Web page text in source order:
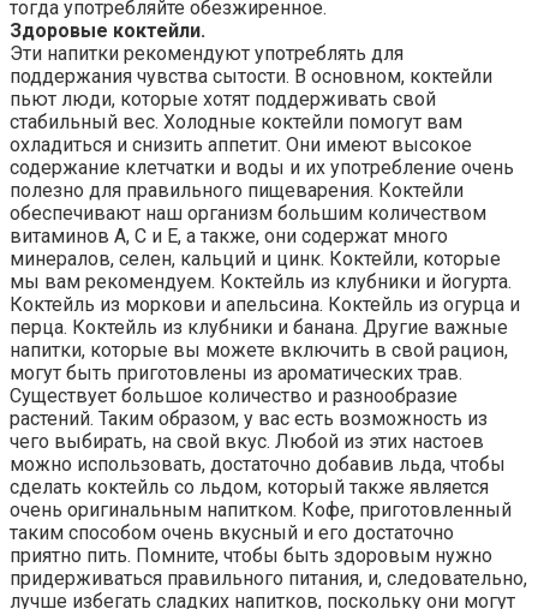
тогда употребляйте обезжиренное.
Здоровые коктейли.
Эти напитки рекомендуют употреблять для
поддержания чувства сытости. В основном, коктейли
пьют люди, которые хотят поддерживать свой
стабильный вес. Холодные коктейли помогут вам
охладиться и снизить аппетит. Они имеют высокое
содержание клетчатки и воды и их употребление очень
полезно для правильного пищеварения. Коктейли
обеспечивают наш организм большим количеством
витаминов А, С и Е, а также, они содержат много
минералов, селен, кальций и цинк. Коктейли, которые
мы вам рекомендуем. Коктейль из клубники и йогурта.
Коктейль из моркови и апельсина. Коктейль из огурца и
перца. Коктейль из клубники и банана. Другие важные
напитки, которые вы можете включить в свой рацион,
могут быть приготовлены из ароматических трав.
Существует большое количество и разнообразие
растений. Таким образом, у вас есть возможность из
чего выбирать, на свой вкус. Любой из этих настоев
можно использовать, достаточно добавив льда, чтобы
сделать коктейль со льдом, который также является
очень оригинальным напитком. Кофе, приготовленный
таким способом очень вкусный и его достаточно
приятно пить. Помните, чтобы быть здоровым нужно
придерживаться правильного питания, и, следовательно,
лучше избегать сладких напитков, поскольку они могут